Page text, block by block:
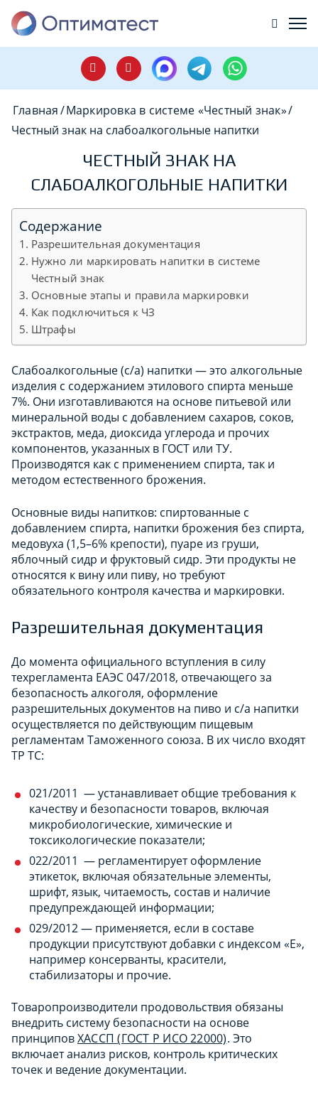
Главная/Маркировка в системе «Честный знак»/
Честный знак на слабоалкогольные напитки
ЧЕСТНЫЙ ЗНАК НА
СЛАБОАЛКОГОЛЬНЫЕ НАПИТКИ
Содержание
Разрешительная документация
Нужно ли маркировать напитки в системе
Честный знак
Основные этапы и правила маркировки
Как подключиться к ЧЗ
Штрафы
Слабоалкогольные (с/а) напитки — это алкогольные
изделия с содержанием этилового спирта меньше
7%. Они изготавливаются на основе питьевой или
минеральной воды с добавлением сахаров, соков,
экстрактов, меда, диоксида углерода и прочих
компонентов, указанных в ГОСТ или ТУ.
Производятся как с применением спирта, так и
методом естественного брожения.
Основные виды напитков: спиртованные с
добавлением спирта, напитки брожения без спирта,
медовуха (1,5–6% крепости), пуаре из груши,
яблочный сидр и фруктовый сидр. Эти продукты не
относятся к вину или пиву, но требуют
обязательного контроля качества и маркировки.
Разрешительная документация
До момента официального вступления в силу
техрегламента ЕАЭС 047/2018, отвечающего за
безопасность алкоголя, оформление
разрешительных документов на пиво и с/а напитки
осуществляется по действующим пищевым
регламентам Таможенного союза. В их число входят
ТР ТС:
021/2011 — устанавливает общие требования к
качеству и безопасности товаров, включая
микробиологические, химические и
токсикологические показатели;
022/2011 — регламентирует оформление
этикеток, включая обязательные элементы,
шрифт, язык, читаемость, состав и наличие
предупреждающей информации;
029/2012 — применяется, если в составе
продукции присутствуют добавки с индексом «E»,
например консерванты, красители,
стабилизаторы и прочие.
Товаропроизводители продовольствия обязаны
внедрить систему безопасности на основе
принциповХАССП (ГОСТ Р ИСО 22000). Это
включает анализ рисков, контроль критических
точек и ведение документации.